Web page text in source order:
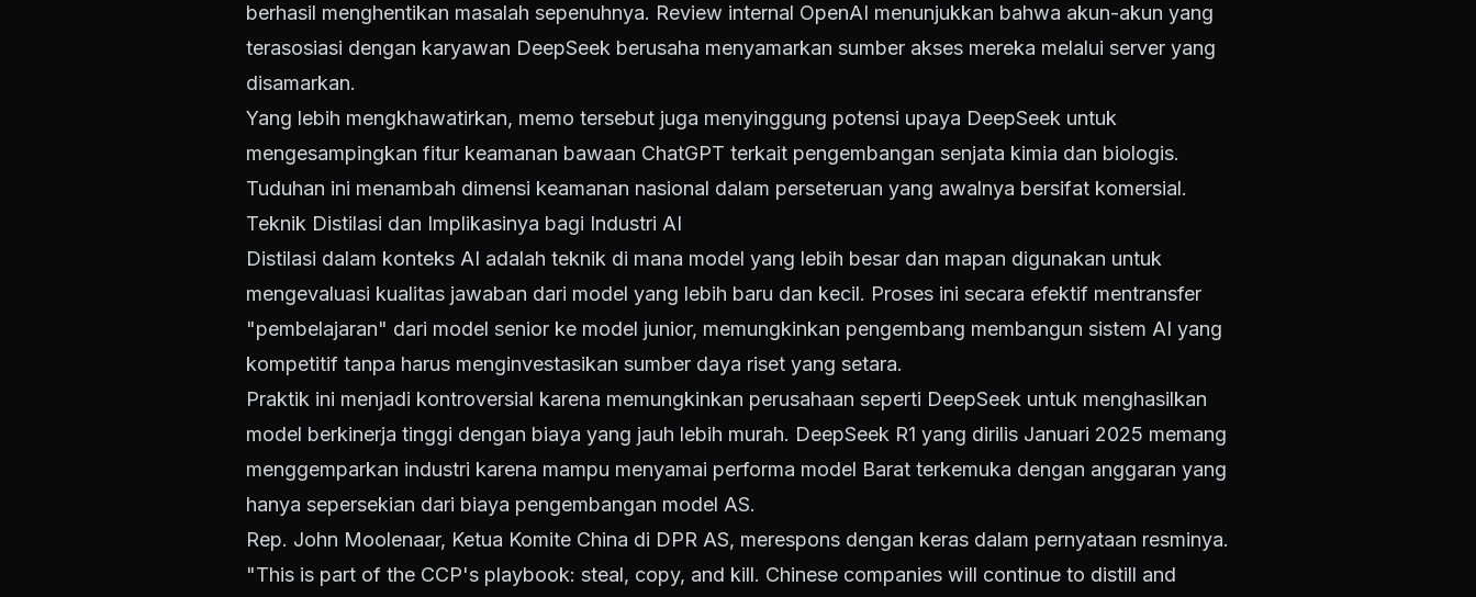
berhasil menghentikan masalah sepenuhnya. Review internal OpenAI menunjukkan bahwa akun-akun yang
terasosiasi dengan karyawan DeepSeek berusaha menyamarkan sumber akses mereka melalui server yang
disamarkan.
Yang lebih mengkhawatirkan, memo tersebut juga menyinggung potensi upaya DeepSeek untuk
mengesampingkan fitur keamanan bawaan ChatGPT terkait pengembangan senjata kimia dan biologis.
Tuduhan ini menambah dimensi keamanan nasional dalam perseteruan yang awalnya bersifat komersial.
Teknik Distilasi dan Implikasinya bagi Industri AI
Distilasi dalam konteks AI adalah teknik di mana model yang lebih besar dan mapan digunakan untuk
mengevaluasi kualitas jawaban dari model yang lebih baru dan kecil. Proses ini secara efektif mentransfer
"pembelajaran" dari model senior ke model junior, memungkinkan pengembang membangun sistem AI yang
kompetitif tanpa harus menginvestasikan sumber daya riset yang setara.
Praktik ini menjadi kontroversial karena memungkinkan perusahaan seperti DeepSeek untuk menghasilkan
model berkinerja tinggi dengan biaya yang jauh lebih murah. DeepSeek R1 yang dirilis Januari 2025 memang
menggemparkan industri karena mampu menyamai performa model Barat terkemuka dengan anggaran yang
hanya sepersekian dari biaya pengembangan model AS.
Rep. John Moolenaar, Ketua Komite China di DPR AS, merespons dengan keras dalam pernyataan resminya.
"This is part of the CCP's playbook: steal, copy, and kill. Chinese companies will continue to distill and